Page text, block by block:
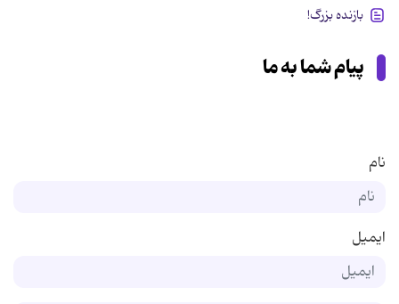
بازنده بزرگ!
پیام شما به ما
نام
ایمیل